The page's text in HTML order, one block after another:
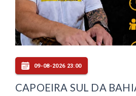
09-08-2026 23:00
CAPOEIRA SUL DA